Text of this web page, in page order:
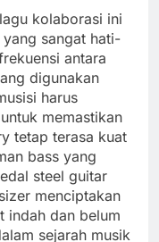
kolaborasi ini
sangat hati-
antara
digunakan
harus
memastikan
tetap terasa kuat
bass yang
steel guitar
menciptakan
indah dan belum
sejarah musik